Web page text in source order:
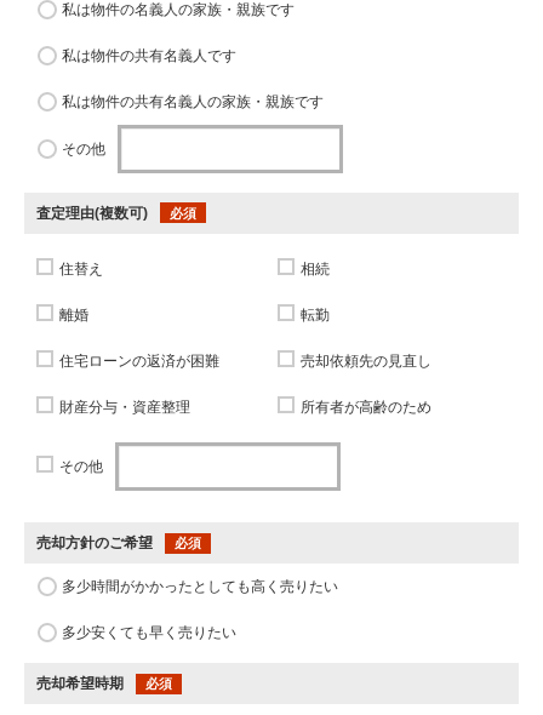
私は物件の名義人の家族・親族です
私は物件の共有名義人です
私は物件の共有名義人の家族・親族です
その他
査定理由(複数可) 必須
住替え 相続
離婚 転勤
住宅ローンの返済が困難 売却依頼先の見直し
財産分与・資産整理 所有者が高齢のため
その他
売却方針のご希望 必須
多少時間がかかったとしても高く売りたい
多少安くても早く売りたい
売却希望時期 必須